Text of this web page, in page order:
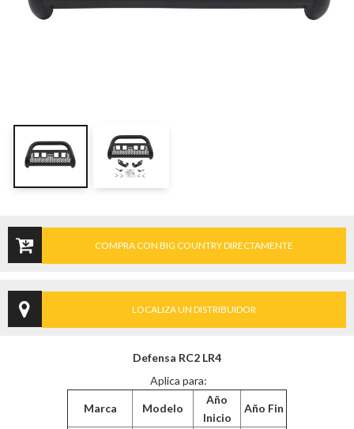
COMPRA CON BIG COUNTRY DIRECTAMENTE
LOCALIZA UN DISTRIBUIDOR
Defensa RC2 LR4
Aplica para:
Marca Modelo
Año
Inicio
Año Fin